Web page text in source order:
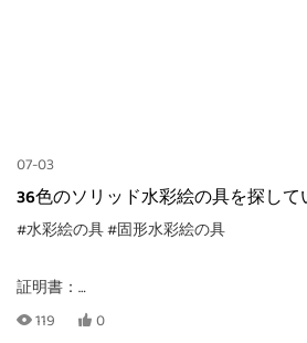
水彩絵の具、プラスチック
カスタマイズしたデザインでカードに
梱包サイズ：
272*170んん
07-03
36色のソリッド水彩絵の具を探して
#水彩絵の具#固形水彩絵の具
証明書：
CE, EN71-1, -2, -3, TRA, ASTM-D4236
119 0